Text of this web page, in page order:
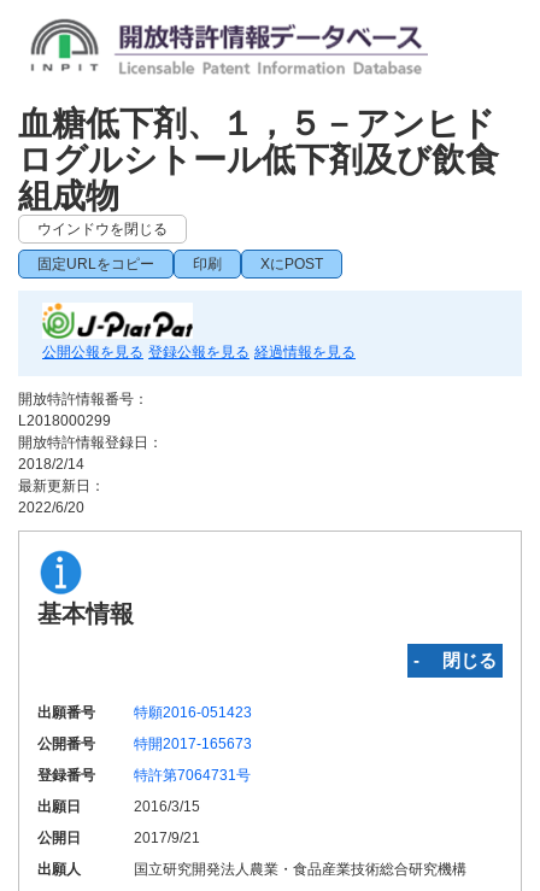
血糖低下剤、１，５－アンヒド
ログルシトール低下剤及び飲食
組成物
ウインドウを閉じる
固定URLをコピー 印刷 XにPOST
公開公報を見る 登録公報を見る 経過情報を見る
開放特許情報番号：
L2018000299
開放特許情報登録日：
2018/2/14
最新更新日：
2022/6/20
基本情報
‐ 閉じる
出願番号
特願2016-051423
公開番号
特開2017-165673
登録番号
特許第7064731号
出願日
2016/3/15
公開日
2017/9/21
出願人
国立研究開発法人農業・食品産業技術総合研究機構